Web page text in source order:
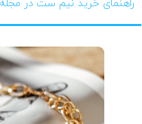
راهنمای خرید نیم ست در